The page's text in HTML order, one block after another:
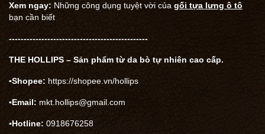
Xem ngay: Những công dụng tuyệt vời của gối tựa lưng ô tô
bạn cần biết
-----------------------------------------------
THE HOLLIPS – Sản phẩm từ da bò tự nhiên cao cấp.
▪️Shopee: https://shopee.vn/hollips
▪️Email: mkt.hollips@gmail.com
▪️Hotline: 0918676258